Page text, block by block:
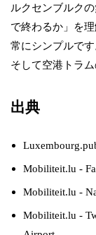
ルクセンブルク
で終わるか」を
常にシンプルで
そして空港トラ
出典
Mobiliteit.lu -
Mobiliteit.lu -
Mobiliteit.lu -